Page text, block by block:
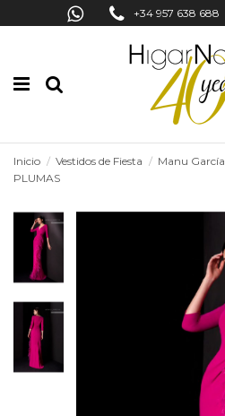
+34 957 638 688
Inicio Vestidos de Fiesta Manu García
PLUMAS